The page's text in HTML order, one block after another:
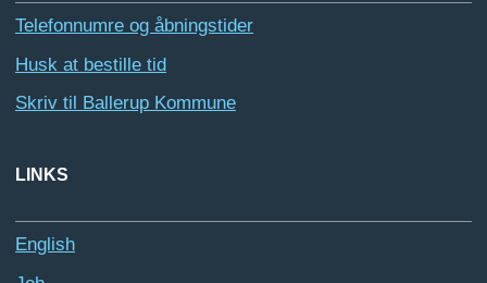
Telefonnumre og åbningstider
Husk at bestille tid
Skriv til Ballerup Kommune
LINKS
English